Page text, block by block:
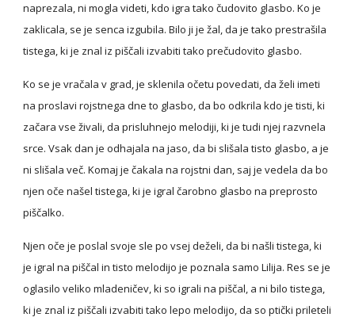
naprezala, ni mogla videti, kdo igra tako čudovito glasbo. Ko je
zaklicala, se je senca izgubila. Bilo ji je žal, da je tako prestrašila
tistega, ki je znal iz piščali izvabiti tako prečudovito glasbo.
Ko se je vračala v grad, je sklenila očetu povedati, da želi imeti
na proslavi rojstnega dne to glasbo, da bo odkrila kdo je tisti, ki
začara vse živali, da prisluhnejo melodiji, ki je tudi njej razvnela
srce. Vsak dan je odhajala na jaso, da bi slišala tisto glasbo, a je
ni slišala več. Komaj je čakala na rojstni dan, saj je vedela da bo
njen oče našel tistega, ki je igral čarobno glasbo na preprosto
piščalko.
Njen oče je poslal svoje sle po vsej deželi, da bi našli tistega, ki
je igral na piščal in tisto melodijo je poznala samo Lilija. Res se je
oglasilo veliko mladeničev, ki so igrali na piščal, a ni bilo tistega,
ki je znal iz piščali izvabiti tako lepo melodijo, da so ptički prileteli